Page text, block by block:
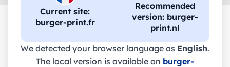
Current site:
burger-print.fr
Recommended
version: burger-
print.nl
We detected your browser language as English.
The local version is available on burger-
🔥 Impression DTF à -30 %